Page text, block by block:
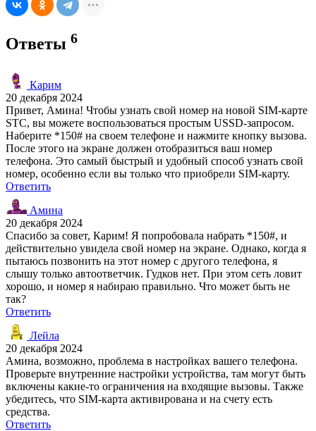
Ответы 6
Карим
20 декабря 2024
Привет, Амина! Чтобы узнать свой номер на новой SIM-карте
STC, вы можете воспользоваться простым USSD-запросом.
Наберите *150# на своем телефоне и нажмите кнопку вызова.
После этого на экране должен отобразиться ваш номер
телефона. Это самый быстрый и удобный способ узнать свой
номер, особенно если вы только что приобрели SIM-карту.
Ответить
Амина
20 декабря 2024
Спасибо за совет, Карим! Я попробовала набрать *150#, и
действительно увидела свой номер на экране. Однако, когда я
пытаюсь позвонить на этот номер с другого телефона, я
слышу только автоответчик. Гудков нет. При этом сеть ловит
хорошо, и номер я набираю правильно. Что может быть не
так?
Ответить
Лейла
20 декабря 2024
Амина, возможно, проблема в настройках вашего телефона.
Проверьте внутренние настройки устройства, там могут быть
включены какие-то ограничения на входящие вызовы. Также
убедитесь, что SIM-карта активирована и на счету есть
средства.
Ответить